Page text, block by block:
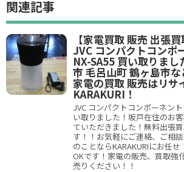
関連記事
【家電買取 販売 出張買
JVC コンパクトコンポ
NX-SA55 買い取りま
市 毛呂山町 鶴ヶ島市
家電の買取 販売はリサ
KARAKURI！
JVC コンパクトコンポーネン
い取りました！坂戸在住のお
ていただきました！無料出張
す！！お気軽にご連絡、ご相
のことならKARAKURIにお任
OKです！家電の販売、買取強
売りください！！